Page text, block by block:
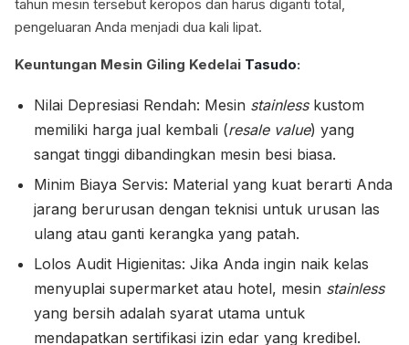
tahun mesin tersebut keropos dan harus diganti total,
pengeluaran Anda menjadi dua kali lipat.
Keuntungan Mesin Giling Kedelai Tasudo:
Nilai Depresiasi Rendah: Mesin stainlesskustom
memiliki harga jual kembali (resale value) yang
sangat tinggi dibandingkan mesin besi biasa.
Minim Biaya Servis: Material yang kuat berarti Anda
jarang berurusan dengan teknisi untuk urusan las
ulang atau ganti kerangka yang patah.
Lolos Audit Higienitas: Jika Anda ingin naik kelas
menyuplai supermarket atau hotel, mesin stainless
yang bersih adalah syarat utama untuk
mendapatkan sertifikasi izin edar yang kredibel.